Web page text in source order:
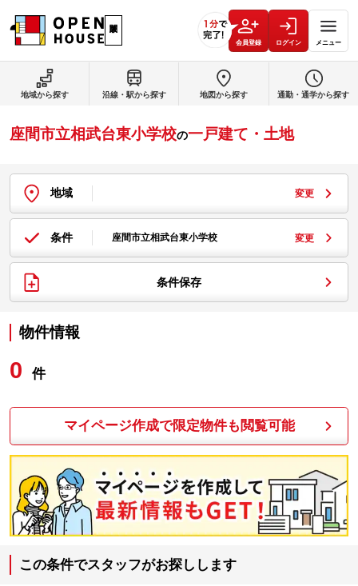
会員登録 ログイン メニュー
座間市立相武台東小学校の一戸建て・土地
地域 変更
条件 座間市立相武台東小学校 変更
条件保存
物件情報
0 件
マイページ作成で限定物件も閲覧可能
この条件でスタッフがお探しします
地域から探す 沿線・駅から探す 地図から探す 通勤・通学から探す